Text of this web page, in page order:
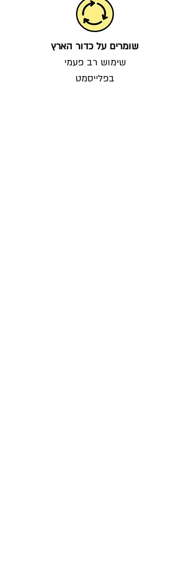
שומרים על כדור הארץ
שימוש רב פעמי
בפלייסמט